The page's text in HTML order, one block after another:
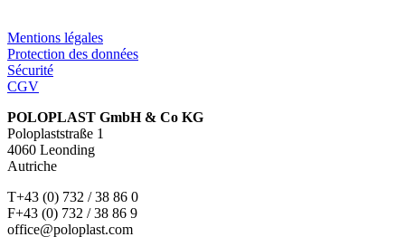
Mentions légales
Protection des données
Sécurité
CGV
POLOPLAST GmbH & Co KG
Poloplaststraße 1
4060 Leonding
Autriche
T+43 (0) 732 / 38 86 0
F+43 (0) 732 / 38 86 9
office@poloplast.com